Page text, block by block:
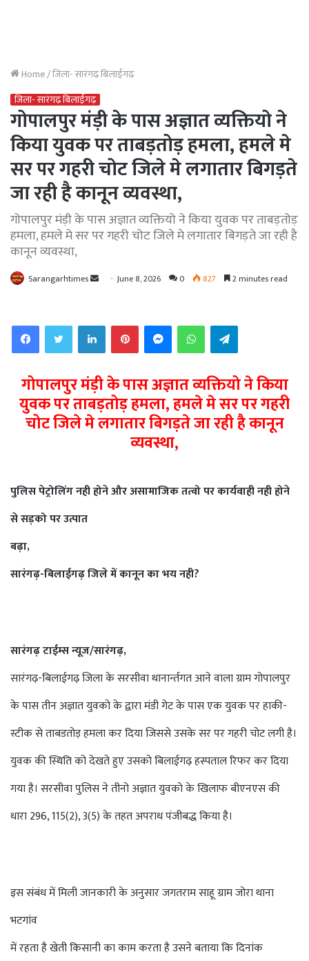
Home/जिला- सारंगढ़ बिलाईगढ़
जिला- सारंगढ़ बिलाईगढ़
गोपालपुर मंड़ी के पास अज्ञात व्यक्तियो ने
किया युवक पर ताबड़तोड़ हमला, हमले मे
सर पर गहरी चोट जिले मे लगातार बिगड़ते
जा रही है कानून व्यवस्था,
गोपालपुर मंड़ी के पास अज्ञात व्यक्तियो ने किया युवक पर ताबड़तोड़
हमला, हमले मे सर पर गहरी चोट जिले मे लगातार बिगड़ते जा रही है
कानून व्यवस्था,
Sarangarhtimes
Send June 8, 2026 0 827 2 minutes read
FacebookTwitterLinkedInPinterestMessengerWhatsAppTelegram
गोपालपुर मंड़ी के पास अज्ञात व्यक्तियो ने किया
युवक पर ताबड़तोड़ हमला, हमले मे सर पर गहरी
चोट जिले मे लगातार बिगड़ते जा रही है कानून
व्यवस्था,
पुलिस पेट्रोलिंग नही होने और असामाजिक तत्वो पर कार्यवाही नही होने
से सड़को पर उत्पात
बढ़ा,
सारंगढ़-बिलाईगढ़ जिले में कानून का भय नही?
सारंगढ़ टाईम्स न्यूज/सारंगढ़,
सारंगढ़-बिलाईगढ़ जिला के सरसीवा थानार्न्तगत आने वाला ग्राम गोपालपुर
के पास तीन अज्ञात युवको के द्वारा मंडी गेट के पास एक युवक पर हाकी-
स्टीक से ताबडतोड़ हमला कर दिया जिससे उसके सर पर गहरी चोट लगी है।
युवक की स्थिति को देखते हुए उसको बिलाईगढ़ हस्पताल रिफर कर दिया
गया है। सरसीवा पुलिस ने तीनो अज्ञात युवको के खिलाफ बीएनएस की
धारा 296, 115(2), 3(5) के तहत अपराध पंजीबद्ध किया है।
इस संबंध में मिली जानकारी के अनुसार जगतराम साहू ग्राम जोरा थाना
भटगांव
में रहता है खेती किसानी का काम करता है उसने बताया कि दिनांक